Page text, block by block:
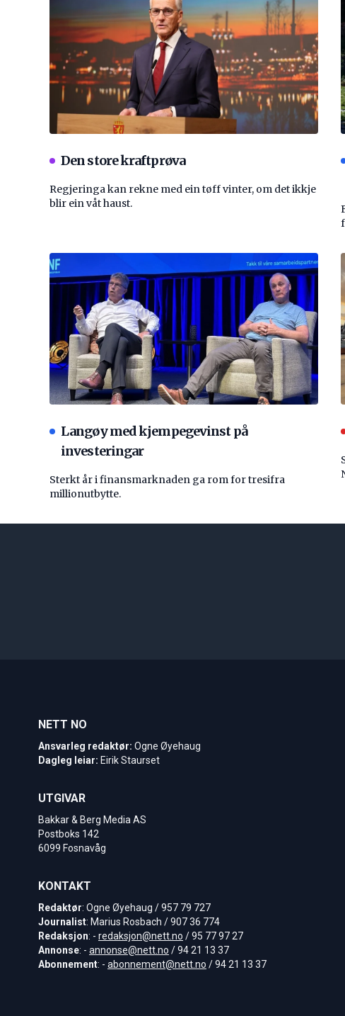
Den store kraftprøva
Regjeringa kan rekne med ein tøff vinter, om det ikkje
blir ein våt haust.
Langøy med kjempegevinst på
investeringar
Sterkt år i finansmarknaden ga rom for tresifra
millionutbytte.
NETT NO
Ansvarleg redaktør: Ogne Øyehaug
Dagleg leiar: Eirik Staurset
UTGIVAR
Bakkar & Berg Media AS
Postboks 142
6099 Fosnavåg
KONTAKT
Redaktør: Ogne Øyehaug / 957 79 727
Journalist: Marius Rosbach / 907 36 774
Redaksjon: - redaksjon@nett.no / 95 77 97 27
Annonse: - annonse@nett.no / 94 21 13 37
Abonnement: - abonnement@nett.no / 94 21 13 37